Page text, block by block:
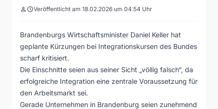
personscheduleVeröffentlicht am 18.02.2026 um 04:54 Uhr
Brandenburgs Wirtschaftsminister Daniel Keller hat
geplante Kürzungen bei Integrationskursen des Bundes
scharf kritisiert.
Die Einschnitte seien aus seiner Sicht „völlig falsch“, da
erfolgreiche Integration eine zentrale Voraussetzung für
den Arbeitsmarkt sei.
Gerade Unternehmen in Brandenburg seien zunehmend